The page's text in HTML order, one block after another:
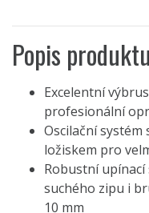
Popis produktu
Excelentní
profesionální
Oscilační
ložiskem pro
Robustní
suchého zipu i
10 mm